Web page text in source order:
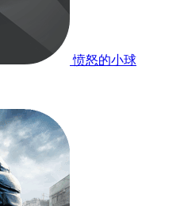
愤怒的小球